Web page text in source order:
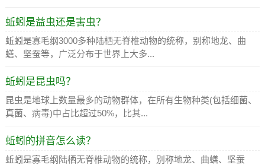
蚯蚓是益虫还是害虫？
蚯蚓是寡毛纲3000多种陆栖无脊椎动物的统称，别称地龙、曲
蟮、坚蚕等，广泛分布于世界上大多...
蚯蚓是昆虫吗？
昆虫是地球上数量最多的动物群体，在所有生物种类(包括细菌、
真菌、病毒)中占比超过50%，比其...
蚯蚓的拼音怎么读？
蚯蚓是寡毛纲陆栖无脊椎动物的统称，别称地龙、曲蟮、坚蚕